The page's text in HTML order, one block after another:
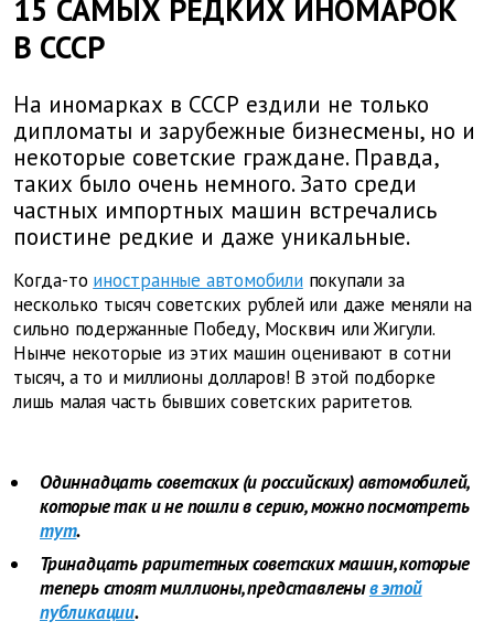
15 САМЫХ РЕДКИХ ИНОМАРОК
В СССР
На иномарках в СССР ездили не только
дипломаты и зарубежные бизнесмены, но и
некоторые советские граждане. Правда,
таких было очень немного. Зато среди
частных импортных машин встречались
поистине редкие и даже уникальные.
Когда-то иностранные автомобилипокупали за
несколько тысяч советских рублей или даже меняли на
сильно подержанные Победу, Москвич или Жигули.
Нынче некоторые из этих машин оценивают в сотни
тысяч, а то и миллионы долларов! В этой подборке
лишь малая часть бывших советских раритетов.
Одиннадцать советских (и российских) автомобилей,
которые так и не пошли в серию, можно посмотреть
тут.
Тринадцать раритетных советских машин, которые
теперь стоят миллионы, представленыв этой
публикации.